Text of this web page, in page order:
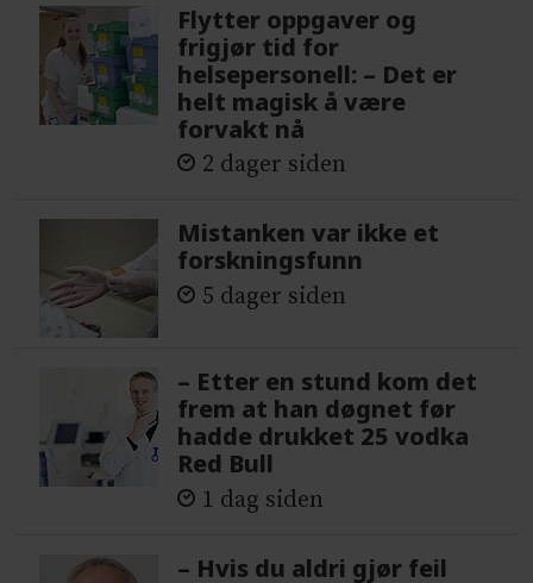
Flytter oppgaver og
frigjør tid for
helsepersonell: – Det er
helt magisk å være
forvakt nå
2 dager siden
Mistanken var ikke et
forskningsfunn
5 dager siden
– Etter en stund kom det
frem at han døgnet før
hadde drukket 25 vodka
Red Bull
1 dag siden
– Hvis du aldri gjør feil